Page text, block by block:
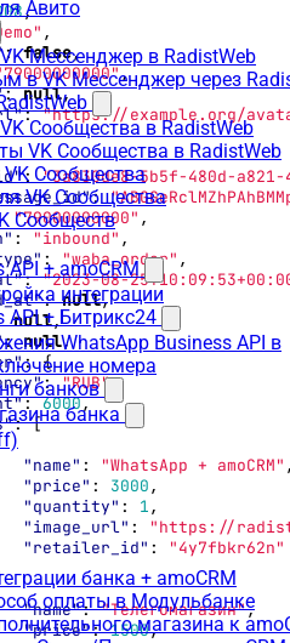
Авито
Мессенджер в RadistWeb
в VK Мессенджер через
Сообщества в RadistWeb
VK Сообщества в RadistWeb
Сообщества
VK Сообщества
Сообществ
API + amoCRM
интеграции
API + Битрикс24
WhatsApp Business API в
номера
банков
банка
банка + amoCRM
оплаты в Модульбанке
магазина к
,
,
: false,
,
: null,
: "https://example.org/
:
"3a830de8-5b5f-480d-a821-
:
"79000000000" ,
: "inbound" ,
: "waba_order" ,
: "2023-08-
: null,
null,
: null,
: {
: "RUB",
: 6000,
: [
"name" : "WhatsApp + amoCRM"
"price" : 3000,
"quantity" : 1,
"image_url" :
"https://
"retailer_id" :
"4y7fbkr62n"
"name": "Телегомагазин",
"price": 1500,